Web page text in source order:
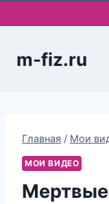
к
m-fiz.ru
Главная / Мои
МОИ ВИДЕО
Мертвые